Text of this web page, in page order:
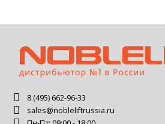
8 (495) 662-96-33
sales@nobleliftrussia.ru